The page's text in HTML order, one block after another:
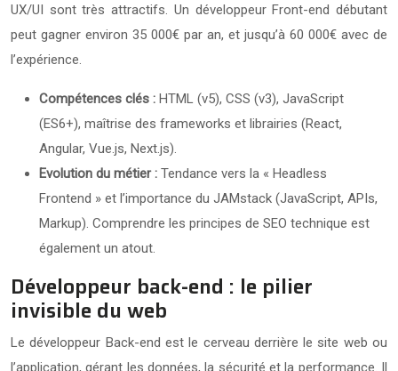
UX/UI sont très attractifs. Un développeur Front-end débutant
peut gagner environ 35 000€ par an, et jusqu’à 60 000€ avec de
l’expérience.
Compétences clés : HTML (v5), CSS (v3), JavaScript
(ES6+), maîtrise des frameworks et librairies (React,
Angular, Vue.js, Next.js).
Evolution du métier : Tendance vers la « Headless
Frontend » et l’importance du JAMstack (JavaScript, APIs,
Markup). Comprendre les principes de SEO technique est
également un atout.
Développeur back-end : le pilier
invisible du web
Le développeur Back-end est le cerveau derrière le site web ou
l’application, gérant les données, la sécurité et la performance. Il